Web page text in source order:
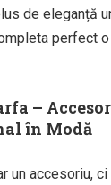
de eleganță
perfect
–
în Modă
un accesoriu,